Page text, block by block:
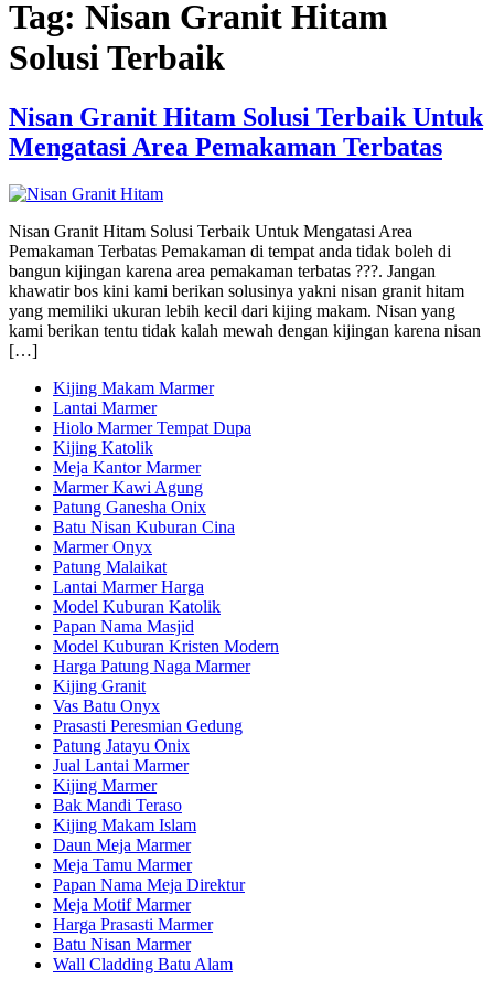
Tag: Nisan Granit Hitam
Solusi Terbaik
Nisan Granit Hitam Solusi Terbaik Untuk
Mengatasi Area Pemakaman Terbatas
Nisan Granit Hitam Solusi Terbaik Untuk Mengatasi Area
Pemakaman Terbatas Pemakaman di tempat anda tidak boleh di
bangun kijingan karena area pemakaman terbatas ???. Jangan
khawatir bos kini kami berikan solusinya yakni nisan granit hitam
yang memiliki ukuran lebih kecil dari kijing makam. Nisan yang
kami berikan tentu tidak kalah mewah dengan kijingan karena nisan
[…]
Kijing Makam Marmer
Lantai Marmer
Hiolo Marmer Tempat Dupa
Kijing Katolik
Meja Kantor Marmer
Marmer Kawi Agung
Patung Ganesha Onix
Batu Nisan Kuburan Cina
Marmer Onyx
Patung Malaikat
Lantai Marmer Harga
Model Kuburan Katolik
Papan Nama Masjid
Model Kuburan Kristen Modern
Harga Patung Naga Marmer
Kijing Granit
Vas Batu Onyx
Prasasti Peresmian Gedung
Patung Jatayu Onix
Jual Lantai Marmer
Kijing Marmer
Bak Mandi Teraso
Kijing Makam Islam
Daun Meja Marmer
Meja Tamu Marmer
Papan Nama Meja Direktur
Meja Motif Marmer
Harga Prasasti Marmer
Batu Nisan Marmer
Wall Cladding Batu Alam